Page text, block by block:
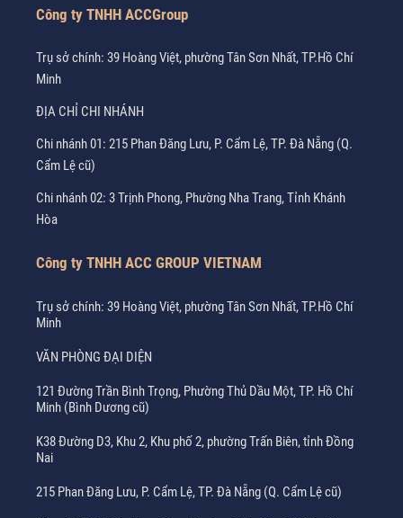
Công ty TNHH ACCGroup
Trụ sở chính: 39 Hoàng Việt, phường Tân Sơn Nhất, TP.Hồ Chí
Minh
ĐỊA CHỈ CHI NHÁNH
Chi nhánh 01: 215 Phan Đăng Lưu, P. Cẩm Lệ, TP. Đà Nẵng (Q.
Cẩm Lệ cũ)
Chi nhánh 02: 3 Trịnh Phong, Phường Nha Trang, Tỉnh Khánh
Hòa
Công ty TNHH ACC GROUP VIETNAM
Trụ sở chính: 39 Hoàng Việt, phường Tân Sơn Nhất, TP.Hồ Chí
Minh
VĂN PHÒNG ĐẠI DIỆN
121 Đường Trần Bình Trọng, Phường Thủ Dầu Một, TP. Hồ Chí
Minh (Bình Dương cũ)
K38 Đường D3, Khu 2, Khu phố 2, phường Trấn Biên, tỉnh Đồng
Nai
215 Phan Đăng Lưu, P. Cẩm Lệ, TP. Đà Nẵng (Q. Cẩm Lệ cũ)